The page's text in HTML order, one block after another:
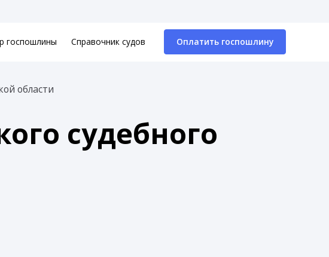
госпошлины Справочник судов Оплатить госпошлину
области
судебного